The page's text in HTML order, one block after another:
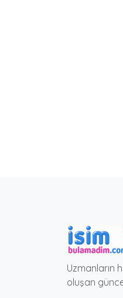
Uzmanların
oluşan